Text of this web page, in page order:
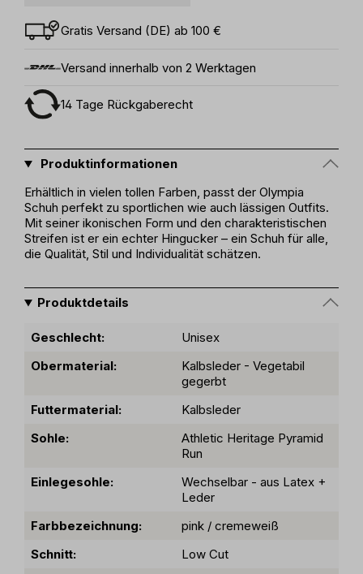
Gratis Versand (DE) ab 100 €
Versand innerhalb von 2 Werktagen
14 Tage Rückgaberecht
Produktinformationen
Erhältlich in vielen tollen Farben, passt der Olympia
Schuh perfekt zu sportlichen wie auch lässigen Outfits.
Mit seiner ikonischen Form und den charakteristischen
Streifen ist er ein echter Hingucker – ein Schuh für alle,
die Qualität, Stil und Individualität schätzen.
Produktdetails
Geschlecht:
Unisex
Obermaterial:
Kalbsleder - Vegetabil
gegerbt
Futtermaterial:
Kalbsleder
Sohle:
Athletic Heritage Pyramid
Run
Einlegesohle:
Wechselbar - aus Latex +
Leder
Farbbezeichnung:
pink / cremeweiß
Schnitt:
Low Cut